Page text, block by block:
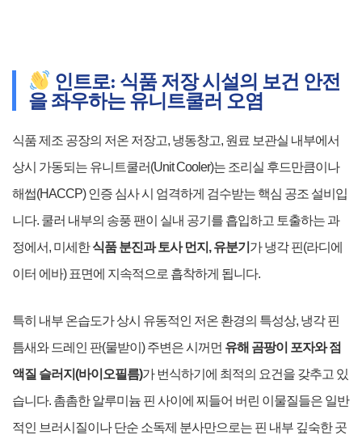
인트로: 식품 저장 시설의 보건 안전
을 좌우하는 유니트쿨러 오염
식품 제조 공장의 저온 저장고, 냉동창고, 원료 보관실 내부에서
상시 가동되는 유니트쿨러(Unit Cooler)는 조리실 후드만큼이나
해썹(HACCP) 인증 심사 시 엄격하게 검수받는 핵심 공조 설비입
니다. 쿨러 내부의 송풍 팬이 실내 공기를 흡입하고 토출하는 과
정에서, 미세한식품 분진과 토사 먼지, 유분기 가 냉각 핀(라디에
이터 에바) 표면에 지속적으로 흡착하게 됩니다.
특히 내부 온습도가 상시 유동적인 저온 환경의 특성상, 냉각 핀
틈새와 드레인 판(물받이) 주변은 시꺼먼 유해 곰팡이 포자와 점
액질 슬러지(바이오필름)가 번식하기에 최적의 요건을 갖추고 있
습니다. 촘촘한 알루미늄 핀 사이에 찌들어 버린 이물질들은 일반
적인 브러시질이나 단순 소독제 분사만으로는 핀 내부 깊숙한 곳